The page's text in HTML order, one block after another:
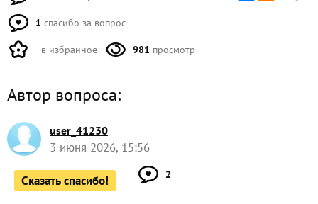
1 спасибо за вопрос
в избранное 981 просмотр
Автор вопроса:
user_41230
3 июня 2026, 15:56
Сказать спасибо! 2